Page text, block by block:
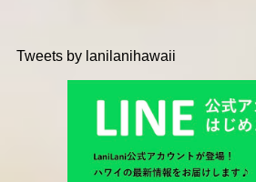
Tweets by lanilanihawaii